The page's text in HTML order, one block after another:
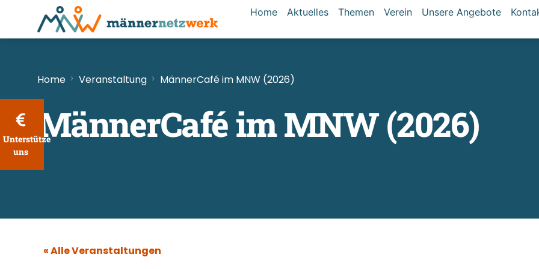
Unterstütze
uns
Home Aktuelles Themen Verein Unsere Angebote
Home Veranstaltung MännerCafé im MNW (2026)
MännerCafé im MNW (2026)
« Alle Veranstaltungen